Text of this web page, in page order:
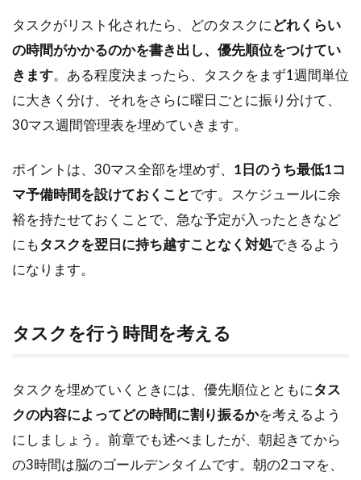
タスクがリスト化されたら、どのタスクにどれくらい
の時間がかかるのかを書き出し、優先順位をつけてい
きます。ある程度決まったら、タスクをまず1週間単位
に大きく分け、それをさらに曜日ごとに振り分けて、
30マス週間管理表を埋めていきます。
ポイントは、30マス全部を埋めず、 1日のうち最低1コ
マ予備時間を設けておくことです。スケジュールに余
裕を持たせておくことで、急な予定が入ったときなど
にもタスクを翌日に持ち越すことなく対処できるよう
になります。
タスクを行う時間を考える
タスクを埋めていくときには、優先順位とともにタス
クの内容によってどの時間に割り振るかを考えるよう
にしましょう。前章でも述べましたが、朝起きてから
の3時間は脳のゴールデンタイムです。朝の2コマを、